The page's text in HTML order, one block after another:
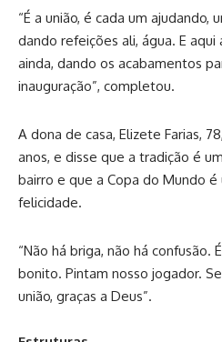
“É a união, é cada um ajudando,
dando refeições ali, água. E
ainda, dando os acabamentos
inauguração”, completou.
A dona de casa, Elizete Farias,
anos, e disse que a tradição é
bairro e que a Copa do Mundo
felicidade.
“Não há briga, não há confusão.
bonito. Pintam nosso jogador.
união, graças a Deus”.